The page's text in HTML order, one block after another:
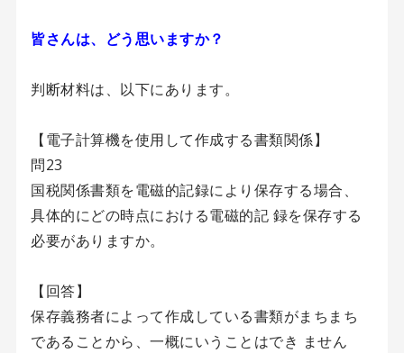
皆さんは、どう思いますか？
判断材料は、以下にあります。
【電子計算機を使用して作成する書類関係】
問23
国税関係書類を電磁的記録により保存する場合、
具体的にどの時点における電磁的記 録を保存する
必要がありますか。
【回答】
保存義務者によって作成している書類がまちまち
であることから、一概にいうことはでき ません